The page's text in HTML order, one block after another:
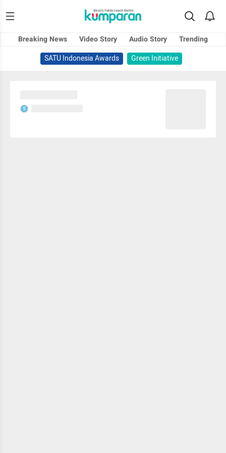
Breaking News Video Story Audio Story
Trending
SATU Indonesia Awards
Green Initiative
S